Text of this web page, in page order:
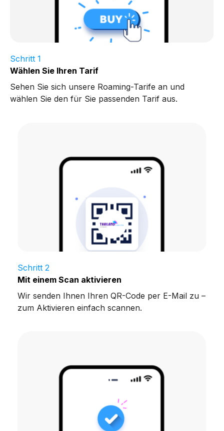
Schritt 1
Wählen Sie Ihren Tarif
Sehen Sie sich unsere Roaming-Tarife an und
wählen Sie den für Sie passenden Tarif aus.
Schritt 2
Mit einem Scan aktivieren
Wir senden Ihnen Ihren QR-Code per E-Mail zu –
zum Aktivieren einfach scannen.